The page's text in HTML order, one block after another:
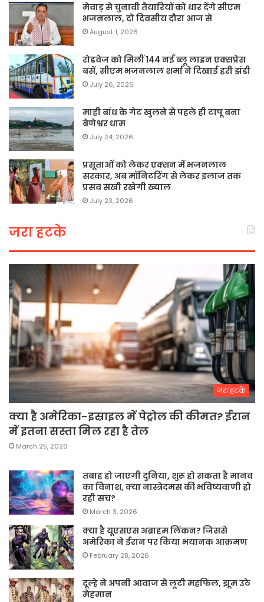
मेवाड़ से चुनावी तैयारियों को धार देंगे सीएम
भजनलाल, दो दिवसीय दौरा आज से
August 1, 2026
रोडवेज को मिलीं 144 नई ब्लू लाइन एक्सप्रेस
बसें, सीएम भजनलाल शर्मा ने दिखाई हरी झंडी
July 26, 2026
माही बांध के गेट खुलने से पहले ही टापू बना
बेणेश्वर धाम
July 24, 2026
प्रसूताओं को लेकर एक्शन में भजनलाल
सरकार, अब मॉनिटरिंग से लेकर इलाज तक
प्रसव सखी रखेगी ख्याल
July 23, 2026
जरा हटके
जरा हटके
क्या है अमेरिका-इस्राइल में पेट्रोल की कीमत? ईरान
में इतना सस्ता मिल रहा है तेल
March 25, 2026
तबाह हो जाएगी दुनिया, शुरू हो सकता है मानव
का विनाश, क्या नास्त्रेदमस की भविष्यवाणी हो
रही सच?
March 3, 2026
क्या है यूएसएस अब्राहम लिंकन? जिससे
अमेरिका ने ईरान पर किया भयानक आक्रमण
February 28, 2026
दूल्हे ने अपनी आवाज से लूटी महफिल, झूम उठे
मेहमान